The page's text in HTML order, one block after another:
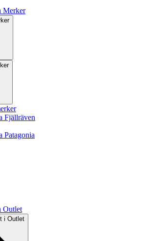
Merker
Fjällräven
Patagonia
Outlet
i Outlet